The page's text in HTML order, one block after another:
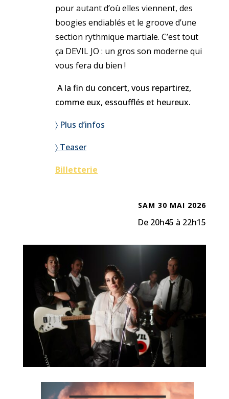
pour autant d’où elles viennent, des
boogies endiablés et le groove d’une
section rythmique martiale. C’est tout
ça DEVIL JO : un gros son moderne qui
vous fera du bien !
A la fin du concert, vous repartirez,
comme eux, essoufflés et heureux.
〉 Plus d’infos
〉 Teaser
Billetterie
SAM 30 MAI 2026
De 20h45 à 22h15